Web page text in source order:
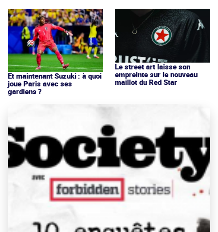
Et maintenant Suzuki : à quoi
joue Paris avec ses
gardiens ?
Le street art laisse son
empreinte sur le nouveau
maillot du Red Star